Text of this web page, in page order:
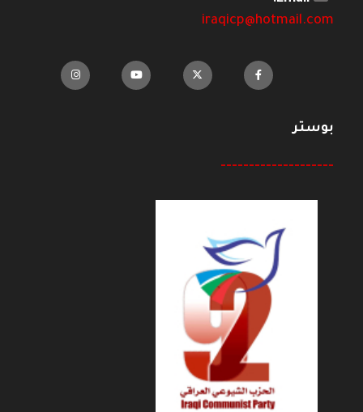
iraqicp@hotmail.com
بوستر
--------------------